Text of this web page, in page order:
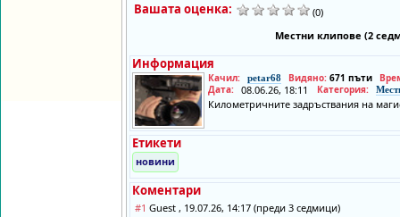
Вашата оценка:
(0)
Местни клипове (2
Информация
Качил: petar68 Видяно: 671 пъти
Дата: 08.06.26, 18:11 Категория:
Километричните задръствания на
Етикети
новини
Коментари
#1 Guest , 19.07.26, 14:17 (преди 3 седмици)